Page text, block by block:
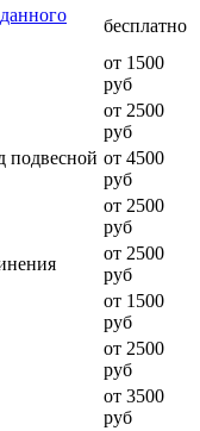
бесплатно
от 1500
руб
от 2500
руб
подвесной от 4500
руб
от 2500
руб
от 2500
руб
от 1500
руб
от 2500
руб
от 3500
руб